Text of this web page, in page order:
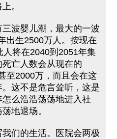
。
波婴儿潮，最大的一波
出生2500万人。按现在
将在2040到2051年集
亡人数会从现在的
至2000万，而且会在这
这不是危言耸听，这是
么浩浩荡荡地进入社
地退场。
们的生活。医院会两极